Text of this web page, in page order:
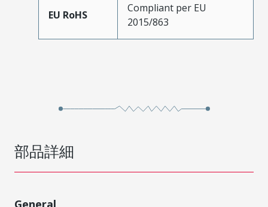
EU RoHS
Compliant per EU
2015/863
部品詳細
General